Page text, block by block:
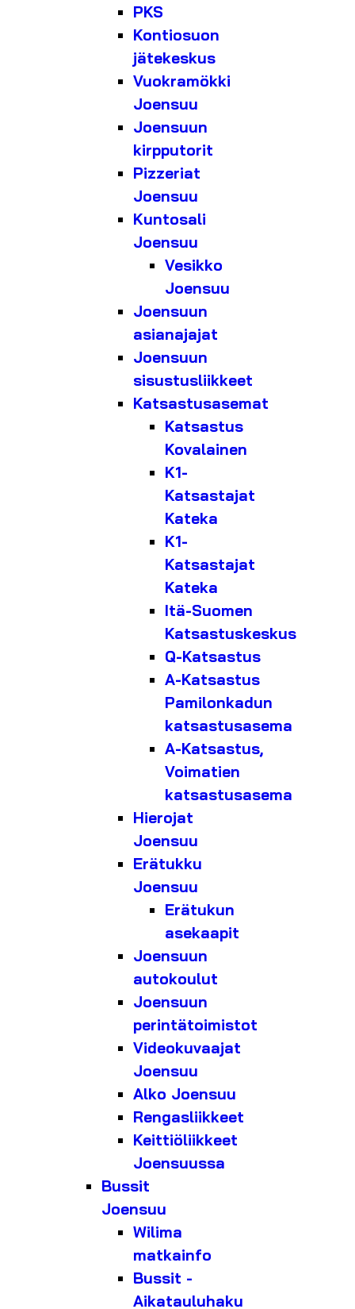
PKS
Kontiosuon
jätekeskus
Vuokramökki
Joensuu
Joensuun
kirpputorit
Pizzeriat
Joensuu
Kuntosali
Joensuu
Vesikko
Joensuu
Joensuun
asianajajat
Joensuun
sisustusliikkeet
Katsastusasemat
Katsastus
Kovalainen
K1-
Katsastajat
Kateka
K1-
Katsastajat
Kateka
Itä-Suomen
Katsastuskeskus
Q-Katsastus
A-Katsastus
Pamilonkadun
katsastusasema
A-Katsastus,
Voimatien
katsastusasema
Hierojat
Joensuu
Erätukku
Joensuu
Erätukun
asekaapit
Joensuun
autokoulut
Joensuun
perintätoimistot
Videokuvaajat
Joensuu
Alko Joensuu
Rengasliikkeet
Keittiöliikkeet
Joensuussa
Bussit
Joensuu
Wilima
matkainfo
Bussit -
Aikatauluhaku